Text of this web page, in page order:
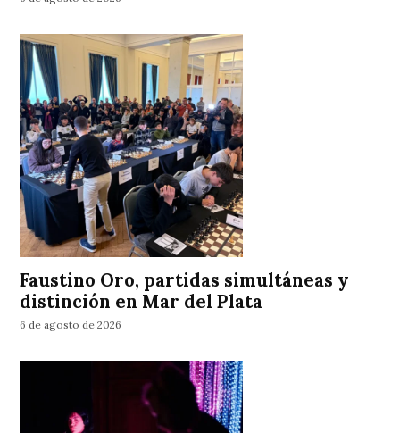
Faustino Oro, partidas simultáneas y
distinción en Mar del Plata
6 de agosto de 2026